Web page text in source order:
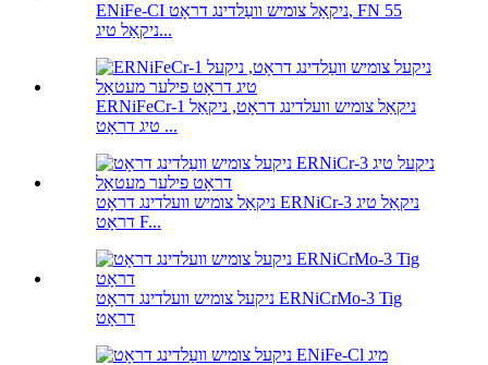
ENiFe-CI ניקאַל צומיש וועַלדינג דראָט, FN 55
ניקאַל טיג...
ERNiFeCr-1 ניקאַל צומיש וועלדינג דראָט, ניקאַל
טיג דראָט ...
ניקאַל צומיש וועלדינג דראָט ERNiCr-3 ניקאַל טיג
דראָט F...
ניקעל צומיש וועלדינג דראָט ERNiCrMo-3 Tig
דראָט